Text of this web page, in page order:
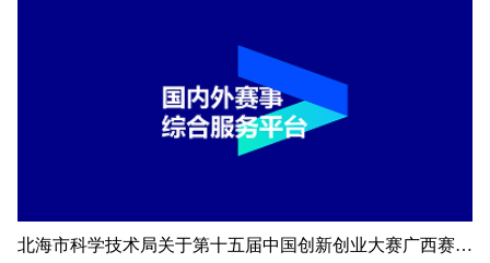
北海市科学技术局关于第十五届中国创新创业大赛广西赛区北海市选拔赛暨2026年北海市创新创业大赛相关事项的通知